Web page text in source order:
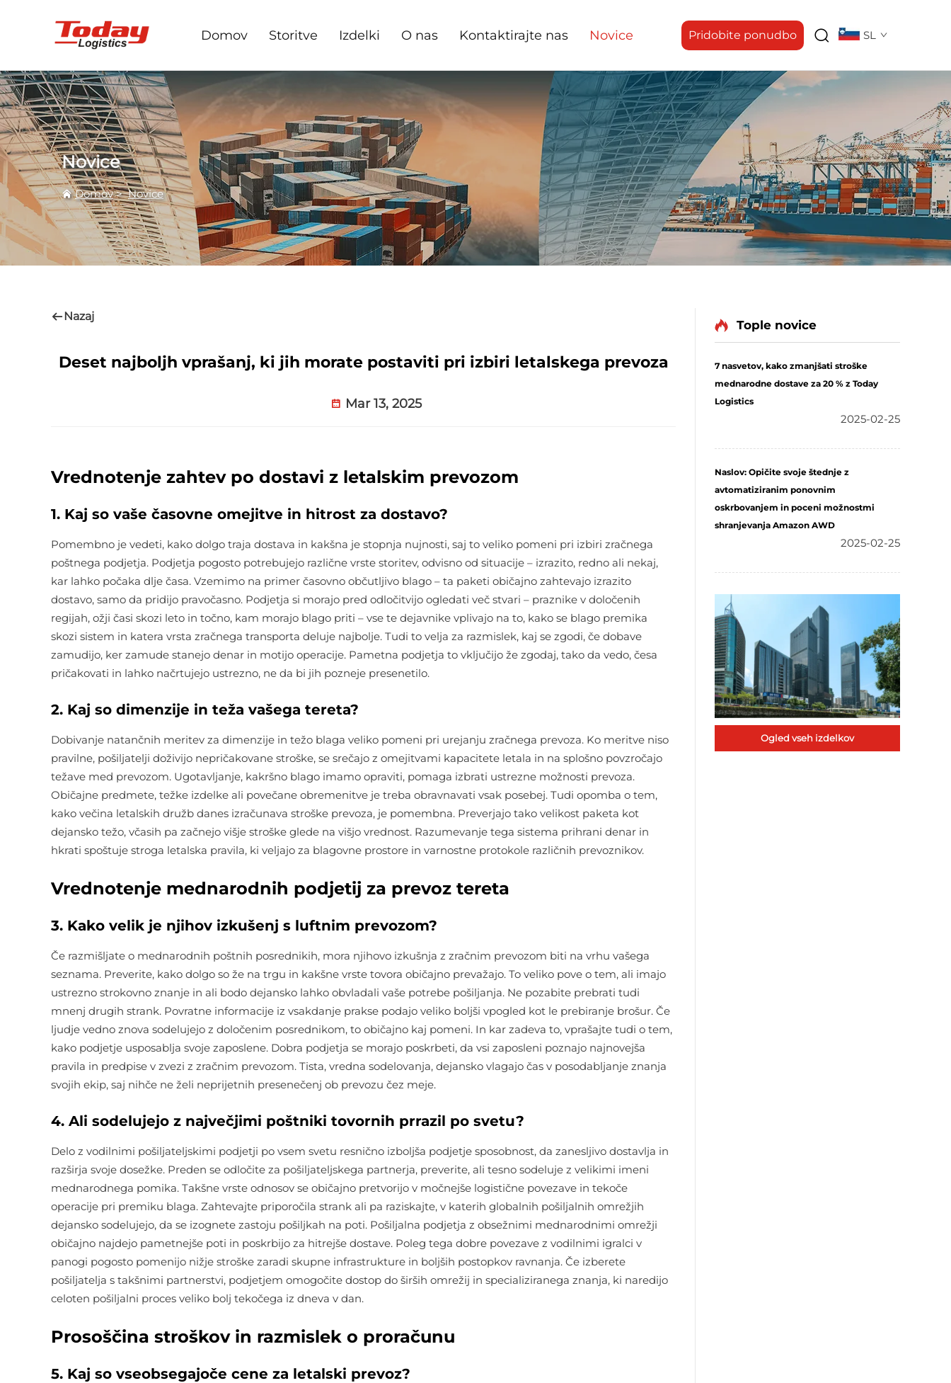
Domov Storitve Izdelki O nas Kontaktirajte nas Novice Pridobite ponudbo SL
Novice
Domov>Novice
Nazaj
Deset najboljh vprašanj, ki jih morate postaviti pri izbiri letalskega prevoza
Mar 13, 2025
Vrednotenje zahtev po dostavi z letalskim prevozom
1. Kaj so vaše časovne omejitve in hitrost za dostavo?
Pomembno je vedeti, kako dolgo traja dostava in kakšna je stopnja nujnosti, saj to veliko pomeni pri izbiri zračnega
poštnega podjetja. Podjetja pogosto potrebujejo različne vrste storitev, odvisno od situacije – izrazito, redno ali nekaj,
kar lahko počaka dlje časa. Vzemimo na primer časovno občutljivo blago – ta paketi običajno zahtevajo izrazito
dostavo, samo da pridijo pravočasno. Podjetja si morajo pred odločitvijo ogledati več stvari – praznike v določenih
regijah, ožji časi skozi leto in točno, kam morajo blago priti – vse te dejavnike vplivajo na to, kako se blago premika
skozi sistem in katera vrsta zračnega transporta deluje najbolje. Tudi to velja za razmislek, kaj se zgodi, če dobave
zamudijo, ker zamude stanejo denar in motijo operacije. Pametna podjetja to vključijo že zgodaj, tako da vedo, česa
pričakovati in lahko načrtujejo ustrezno, ne da bi jih pozneje presenetilo.
2. Kaj so dimenzije in teža vašega tereta?
Dobivanje natančnih meritev za dimenzije in težo blaga veliko pomeni pri urejanju zračnega prevoza. Ko meritve niso
pravilne, pošiljatelji doživijo nepričakovane stroške, se srečajo z omejitvami kapacitete letala in na splošno povzročajo
težave med prevozom. Ugotavljanje, kakršno blago imamo opraviti, pomaga izbrati ustrezne možnosti prevoza.
Običajne predmete, težke izdelke ali povečane obremenitve je treba obravnavati vsak posebej. Tudi opomba o tem,
kako večina letalskih družb danes izračunava stroške prevoza, je pomembna. Preverjajo tako velikost paketa kot
dejansko težo, včasih pa začnejo višje stroške glede na višjo vrednost. Razumevanje tega sistema prihrani denar in
hkrati spoštuje stroga letalska pravila, ki veljajo za blagovne prostore in varnostne protokole različnih prevoznikov.
Vrednotenje mednarodnih podjetij za prevoz tereta
3. Kako velik je njihov izkušenj s luftnim prevozom?
Če razmišljate o mednarodnih poštnih posrednikih, mora njihovo izkušnja z zračnim prevozom biti na vrhu vašega
seznama. Preverite, kako dolgo so že na trgu in kakšne vrste tovora običajno prevažajo. To veliko pove o tem, ali imajo
ustrezno strokovno znanje in ali bodo dejansko lahko obvladali vaše potrebe pošiljanja. Ne pozabite prebrati tudi
mnenj drugih strank. Povratne informacije iz vsakdanje prakse podajo veliko boljši vpogled kot le prebiranje brošur. Če
ljudje vedno znova sodelujejo z določenim posrednikom, to običajno kaj pomeni. In kar zadeva to, vprašajte tudi o tem,
kako podjetje usposablja svoje zaposlene. Dobra podjetja se morajo poskrbeti, da vsi zaposleni poznajo najnovejša
pravila in predpise v zvezi z zračnim prevozom. Tista, vredna sodelovanja, dejansko vlagajo čas v posodabljanje znanja
svojih ekip, saj nihče ne želi neprijetnih presenečenj ob prevozu čez meje.
4. Ali sodelujejo z največjimi poštniki tovornih prrazil po svetu?
Delo z vodilnimi pošiljateljskimi podjetji po vsem svetu resnično izboljša podjetje sposobnost, da zanesljivo dostavlja in
razširja svoje dosežke. Preden se odločite za pošiljateljskega partnerja, preverite, ali tesno sodeluje z velikimi imeni
mednarodnega pomika. Takšne vrste odnosov se običajno pretvorijo v močnejše logistične povezave in tekoče
operacije pri premiku blaga. Zahtevajte priporočila strank ali pa raziskajte, v katerih globalnih pošiljalnih omrežjih
dejansko sodelujejo, da se izognete zastoju pošiljkah na poti. Pošiljalna podjetja z obsežnimi mednarodnimi omrežji
običajno najdejo pametnejše poti in poskrbijo za hitrejše dostave. Poleg tega dobre povezave z vodilnimi igralci v
panogi pogosto pomenijo nižje stroške zaradi skupne infrastrukture in boljših postopkov ravnanja. Če izberete
pošiljatelja s takšnimi partnerstvi, podjetjem omogočite dostop do širših omrežij in specializiranega znanja, ki naredijo
celoten pošiljalni proces veliko bolj tekočega iz dneva v dan.
Prosoščina stroškov in razmislek o proračunu
5. Kaj so vseobsegajoče cene za letalski prevoz?
Tople novice
7 nasvetov, kako zmanjšati stroške
mednarodne dostave za 20 % z Today
Logistics
2025-02-25
Naslov: Opičite svoje štednje z
avtomatiziranim ponovnim
oskrbovanjem in poceni možnostmi
shranjevanja Amazon AWD
2025-02-25
Ogled vseh izdelkov